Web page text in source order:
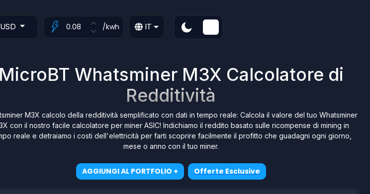
USD /kwh IT
MicroBT Whatsminer M3X Calcolatore di
Redditività
M3X calcolo della redditività semplificato con dati in tempo reale: Calcola il valore del tuo Whatsminer
con il nostro facile calcolatore per miner ASIC! Indichiamo il reddito basato sulle ricompense di mining in
reale e detraiamo i costi dell'elettricità per farti scoprire facilmente il profitto che guadagni ogni giorno,
mese o anno con il tuo miner.
AGGIUNGI AL PORTFOLIO + Offerte Esclusive